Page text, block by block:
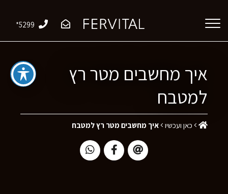
*5299
איך מחשבים מטר רץ
למטבח
כאן ועכשיו איך מחשבים מטר רץ למטבח